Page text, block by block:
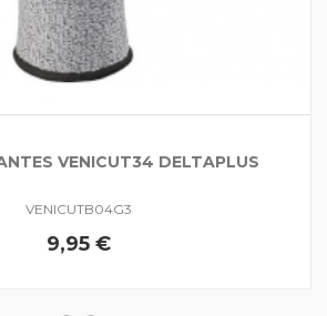
VENICUT34 DELTAPLUS
VENICUTB04G3
9,95 €